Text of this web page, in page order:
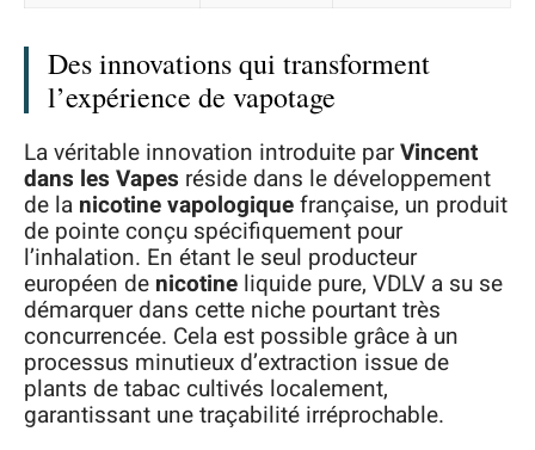
Des innovations qui transforment
l’expérience de vapotage
La véritable innovation introduite parVincent
dans les Vapes réside dans le développement
de la nicotine vapologiquefrançaise, un produit
de pointe conçu spécifiquement pour
l’inhalation. En étant le seul producteur
européen de nicotine liquide pure, VDLV a su se
démarquer dans cette niche pourtant très
concurrencée. Cela est possible grâce à un
processus minutieux d’extraction issue de
plants de tabac cultivés localement,
garantissant une traçabilité irréprochable.